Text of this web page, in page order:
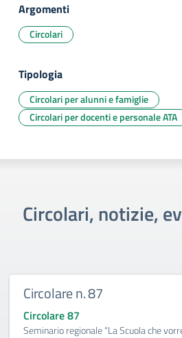
Argomenti
Circolari
Tipologia
Circolari per alunni e famiglie
Circolari per docenti e personale ATA
Circolari, notizie,
Circolare n. 87
Circolare 87
Seminario regionale “La Scuola che